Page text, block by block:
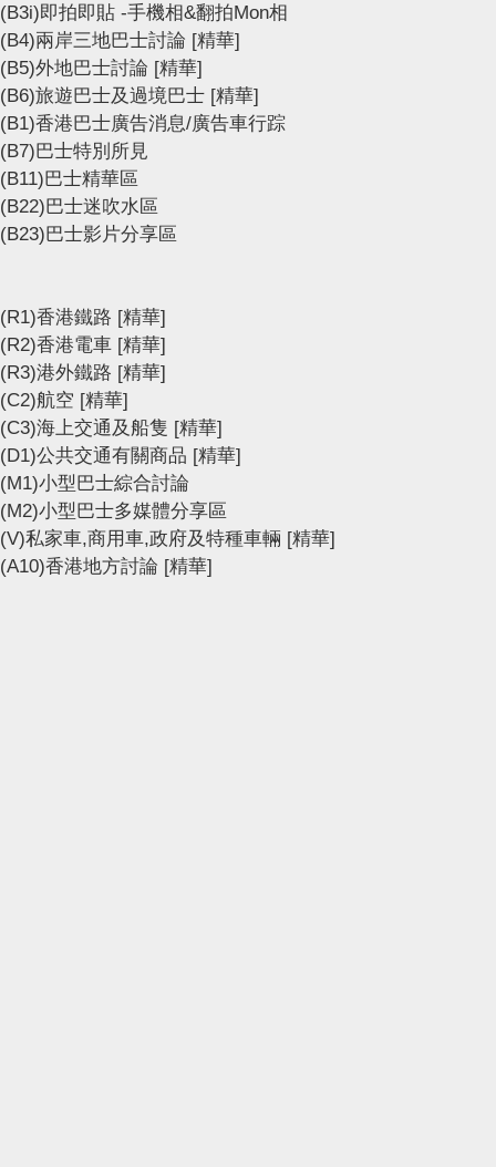
(B3i)即拍即貼 -手機相&翻拍Mon相
(B4)兩岸三地巴士討論 [精華]
(B5)外地巴士討論 [精華]
(B6)旅遊巴士及過境巴士 [精華]
(B1)香港巴士廣告消息/廣告車行踪
(B7)巴士特別所見
(B11)巴士精華區
(B22)巴士迷吹水區
(B23)巴士影片分享區
(R1)香港鐵路 [精華]
(R2)香港電車 [精華]
(R3)港外鐵路 [精華]
(C2)航空 [精華]
(C3)海上交通及船隻 [精華]
(D1)公共交通有關商品 [精華]
(M1)小型巴士綜合討論
(M2)小型巴士多媒體分享區
(V)私家車,商用車,政府及特種車輛 [精華]
(A10)香港地方討論 [精華]